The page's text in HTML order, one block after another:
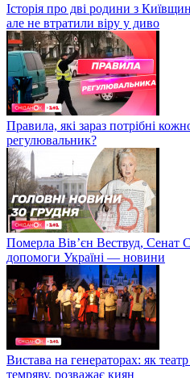
Історія про дві родини з
але не втратили віру у диво
Правила, які зараз потрібні
регулювальник?
Померла Вівʼєн Вествуд,
допомоги Україні — новини
Вистава на генераторах: як
темряву, розважає киян